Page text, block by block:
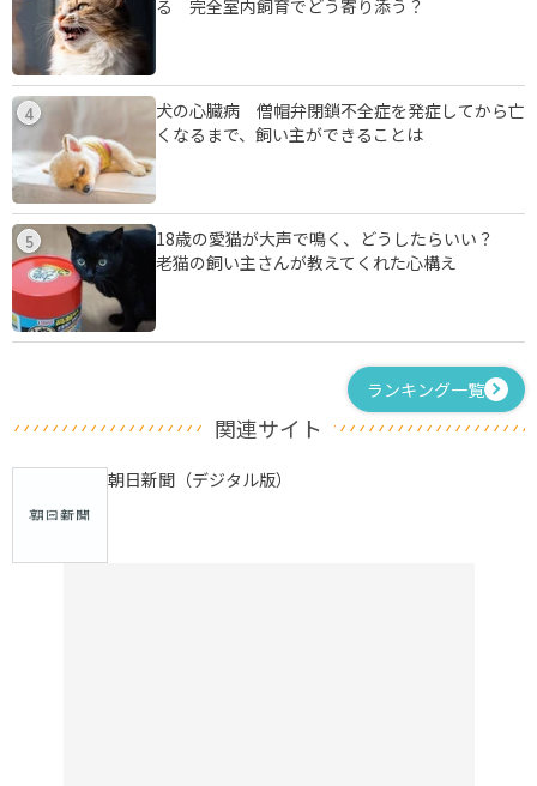
る 完全室内飼育でどう寄り添う？
4
犬の心臓病 僧帽弁閉鎖不全症を発症してから亡
くなるまで、飼い主ができることは
5
18歳の愛猫が大声で鳴く、どうしたらいい？
老猫の飼い主さんが教えてくれた心構え
ランキング一覧
関連サイト
朝日新聞（デジタル版）